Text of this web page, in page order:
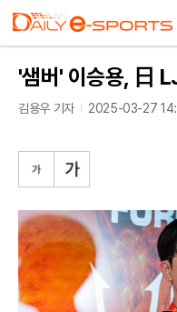
'샘버' 이승용, 日
김용우 기자 2025-03-27